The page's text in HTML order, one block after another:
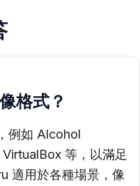
格式？
例如 Alcohol
等，以滿足
適用於各種場景，像